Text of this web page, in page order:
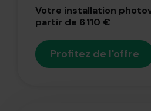
Votre installation
partir de 6 110 €
Profitez de l'offre